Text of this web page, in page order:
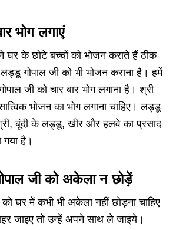
भोग लगाएं
घर के छोटे बच्चों को भोजन कराते हैं ठीक
गोपाल जी को भी भोजन कराना है। हमें
जी को चार बार भोग लगाना है। श्री
भोजन का भोग लगाना चाहिए। लड्डू
बूंदी के लड्डू, खीर और हलवे का प्रसाद
गया है।
जी को अकेला न छोड़ें
घर में कभी भी अकेला नहीं छोड़ना चाहिए
जाइए तो उन्हें अपने साथ ले जाइये।